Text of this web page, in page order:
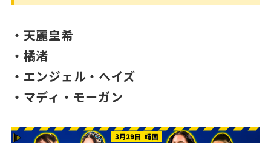
・天麗皇希
・橘渚
・エンジェル・ヘイズ
・マディ・モーガン